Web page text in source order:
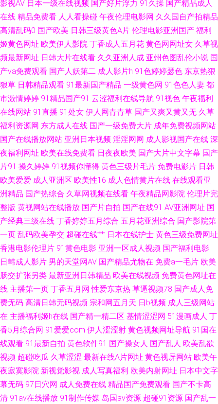
线观看 久热99热热 91视屏国产在线 欧美图片国产视屏 91殴美 久热免费在
线 91传媒在线观收看 国产群pAV视频 在线伊人9 国产AV资源站 午夜神马福
利社 国产欧美成人精品综合 91www看黄色软件 国产欧美综合系列在线 影音
先锋色色网 91次源 91情趣电影 欧美人SSS在线 91社国产剧情 日韩色情妈妈
超碰潮人人操 熟女91九色 www我色色 色色美女天堂網站 成人网在线 天美
mv限免在线 成人网在线 四虎性交影院 国产区精品学生妹 中文欧美日韩在线
精品国产乱 91传媒网站视频 九1免费网页观看 91se国产视频 国产精品夜夜
嗨 亚洲午夜久久 久草国内 91巨炮永久 久久福利一二区 91九色蝌蚪中文 久
久艹伊人 91花探 九九综合 91成人处女 国内操B视频 51自拍视频网 国产久
选 女人一级乱码 91人妻人精人人操 男人天堂视频网 国产精品乱码一区在线
久久嫩草精品 亚洲国产黄 加勒比亚洲无码第一页 91免费性爱网 黑丝网站 国
精自拍小草莓 欧美150p 亚洲首页福利一区二区 黄色性情网站 亚州综合幕 偷
拍欧美爱爱西区视频 99福利影视导航 成人精品av 日本a啊v在下观看 91爆艹
丝袜人妻无码网址 欧美人兽网站 国产在线9199 91超碰综合 密挑伊人AV 91
视频网在线 色婷婷日韩高清 AV韩片 深爱婷婷网 变态国产香蕉伊人网 91乏力
操妹子 人妖乱轮谢精 超碰91处 在线91网止 九久综艺香蕉 91国产乱子伦
影视AV 日本一级在线视频 国产好片浮力 91久操 国产精品成人
在线 精品免费看 人人看操碰 午夜伦理电影网 久久国自产拍精品
高清乱码0 国产欧美 日韩三级黄色A片 伦理电影亚洲国产 福利
姬黄色网址 欧美伊人影院 丁香成人五月花 黄色网网址女 久草视
频最新网址 日韩大片在线看 久久亚洲人成 亚州色图乱伦小说 国
产va免费观看 国产人妖第二 成人影片h 91色婷婷瑟色 东京热狠
狠草 日韩精品观看 91最新国产精品 一级黄色网 91色色人妻 都
市激情婷婷 91精品国产91 云涩福利在线导航 91视色 午夜福利
在线网站 91直播 91处女 伊人网青青草 国产又爽又黄又无 久草
福利资源网 东方成人在线 国产一级免费大片 成年免费视频网站
国产在线播放网站 亚洲日本视频 淫淫网网 成人影视国产在线 深
夜福利网址 欧美在线免费看 日夜夜欧美 国产大片中文字幕 国产
片91 操久婷婷 91视频你懂得 黄色三级片毛片 免费电影片 日韩
欧美爱爱 成人亚洲区 欧美性16 成人色情黄片在线 在线观看亚
洲精品 国产热综合 久草网视频在线看 午夜精品网影院 伦理片完
整版 黄视网站在线播放 国产片自拍 国产在线91 AV亚洲网址 国
产经典三级在线 丁香婷婷五月综合 五月花亚洲综合 国产影院第
一页 乱码欧美孕交 超碰在线艹 日本在线护士 黄色三级免费网址
香港电影伦理片 91黄色电影 亚洲一区成人视频 国产福利电影
日韩成人影片 男的天堂网AV 国产精品尤物在 免费a一毛片 欧美
肠交扩张另类 最新亚洲日韩精品 欧美在线视频 免费黄色网址在
线 主播第一页 丁香五月网 性爱东京热 草逼视频78 国产成人免
费无码 高清日韩无码视频 宗和网五月天 日b视频 成人三级网站
在 主播福利姬h在线 国产精一精二区 基情涩涩网 51漫画成人 丁
香5月综合网 91爱爱com 伊人涩涩射 黄色视频网址导航 91国在
线观看 91最新自拍 黄色软件91 国产操女人 国产乱人 欧美乱欲
视频 超碰吃瓜 久草涩涩 最新在线A片网址 黄色视屏网站 欧美午
夜寂寞影院 新视觉影视 成人写真福利 欧美内射网址 日本中文字
幕无码 97日穴网 成人免费在线 精品国产免费观看 国产不卡高
清 91av在线播放 91制作传媒 岛国av资源 超碰91资源 国产乱一